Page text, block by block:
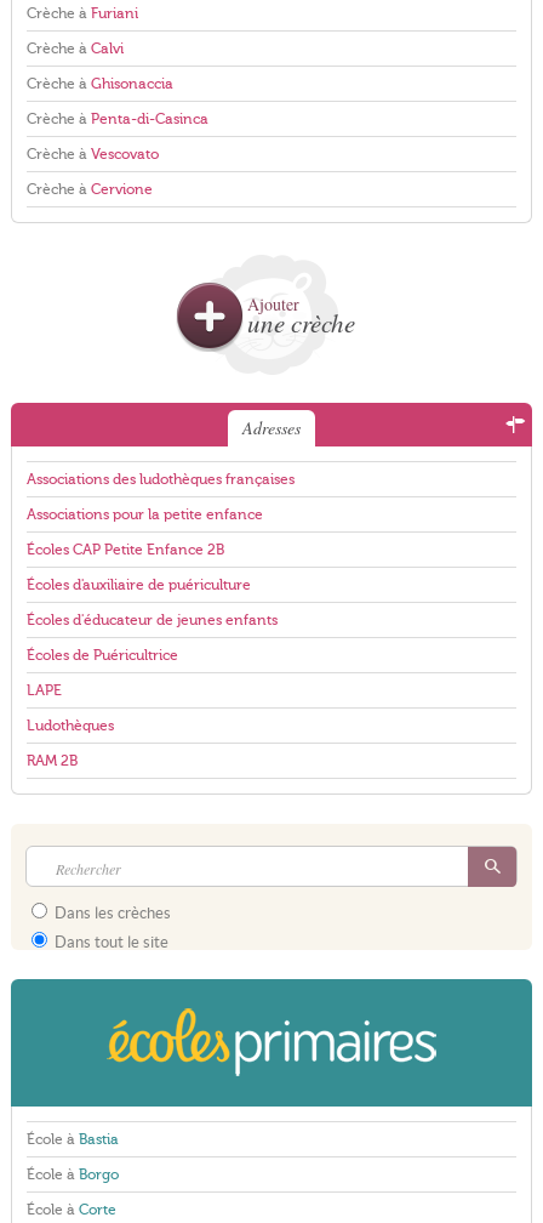
Crèche à Furiani
Crèche à Calvi
Crèche à Ghisonaccia
Crèche à Penta-di-Casinca
Crèche à Vescovato
Crèche à Cervione
Ajouter
une crèche
Adresses
Associations des ludothèques françaises
Associations pour la petite enfance
Écoles CAP Petite Enfance 2B
Écoles d'auxiliaire de puériculture
Écoles d'éducateur de jeunes enfants
Écoles de Puéricultrice
LAPE
Ludothèques
RAM 2B
Dans les crèches
Dans tout le site
École à Bastia
École à Borgo
École à Corte